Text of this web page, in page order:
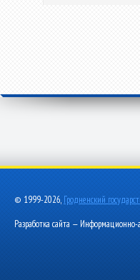
© 1999-2026, Гродненский
Разработка сайта —